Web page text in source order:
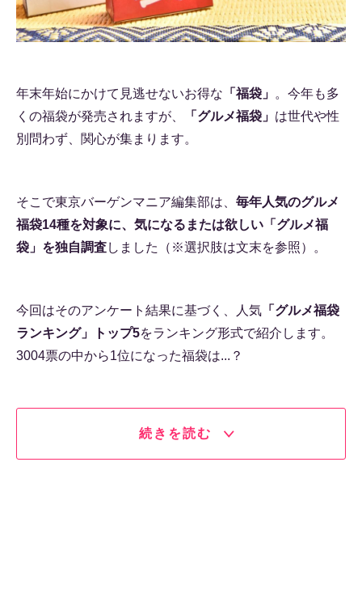
年末年始にかけて見逃せないお得な 「福袋」 。今年も多
くの福袋が発売されますが、
「グルメ福袋」 は世代や性
別問わず、関心が集まります。
そこで東京バーゲンマニア編集部は、 毎年人気のグルメ
福袋14種を対象に、気になるまたは欲しい「グルメ福
袋」を独自調査しました（※選択肢は文末を参照）。
今回はそのアンケート結果に基づく、人気 「グルメ福袋
ランキング」トップ5をランキング形式で紹介します。
3004票の中から1位になった福袋は...？
続きを読む